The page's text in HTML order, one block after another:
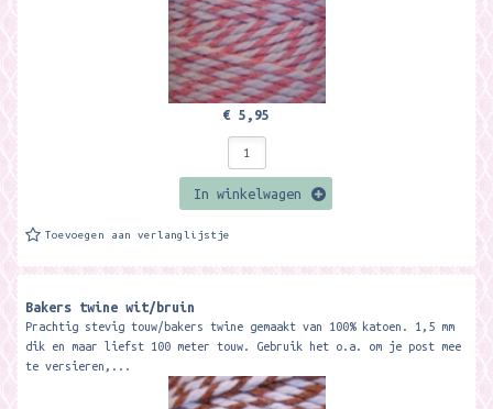
€ 5,95
In winkelwagen
Toevoegen aan verlanglijstje
Bakers twine wit/bruin
Prachtig stevig touw/bakers twine gemaakt van 100% katoen. 1,5 mm
dik en maar liefst 100 meter touw. Gebruik het o.a. om je post mee
te versieren,...